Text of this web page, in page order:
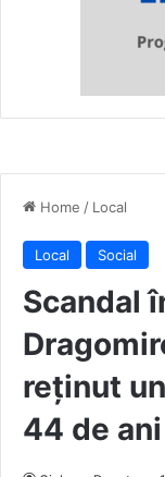
Home / Local
Local Social
Scandal
reținut
44 de ani